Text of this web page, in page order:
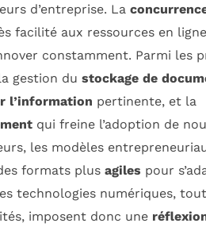
d’entreprise. La
facilité aux ressources en
constamment. Parmi les
gestion du stockage de
l’information pertinente, et la
qui freine l’adoption de
les modèles
formats plus agiles pour
technologies numériques,
imposent donc une